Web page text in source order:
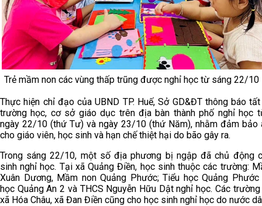
Trẻ mầm non các vùng thấp trũng được nghỉ học từ sáng 22/10
Thực hiện chỉ đạo của UBND TP. Huế, Sở GD&ĐT thông báo
trường học, cơ sở giáo dục trên địa bàn thành phố nghỉ học
ngày 22/10 (thứ Tư) và ngày 23/10 (thứ Năm), nhằm đảm bảo
cho giáo viên, học sinh và hạn chế thiệt hại do bão gây ra.
Trong sáng 22/10, một số địa phương bị ngập đã chủ động
sinh nghỉ học. Tại xã Quảng Điền, học sinh thuộc các trường:
Xuân Dương, Mầm non Quảng Phước; Tiểu học Quảng Phước
học Quảng An 2 và THCS Nguyễn Hữu Dật nghỉ học. Các
xã Hóa Châu, xã Đan Điền cũng cho học sinh nghỉ học do nước